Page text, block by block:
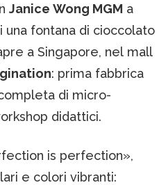
Janice Wong MGM a
una fontana di cioccolato
a Singapore, nel mall
: prima fabbrica
di micro-
didattici.
is perfection»,
e colori vibranti: